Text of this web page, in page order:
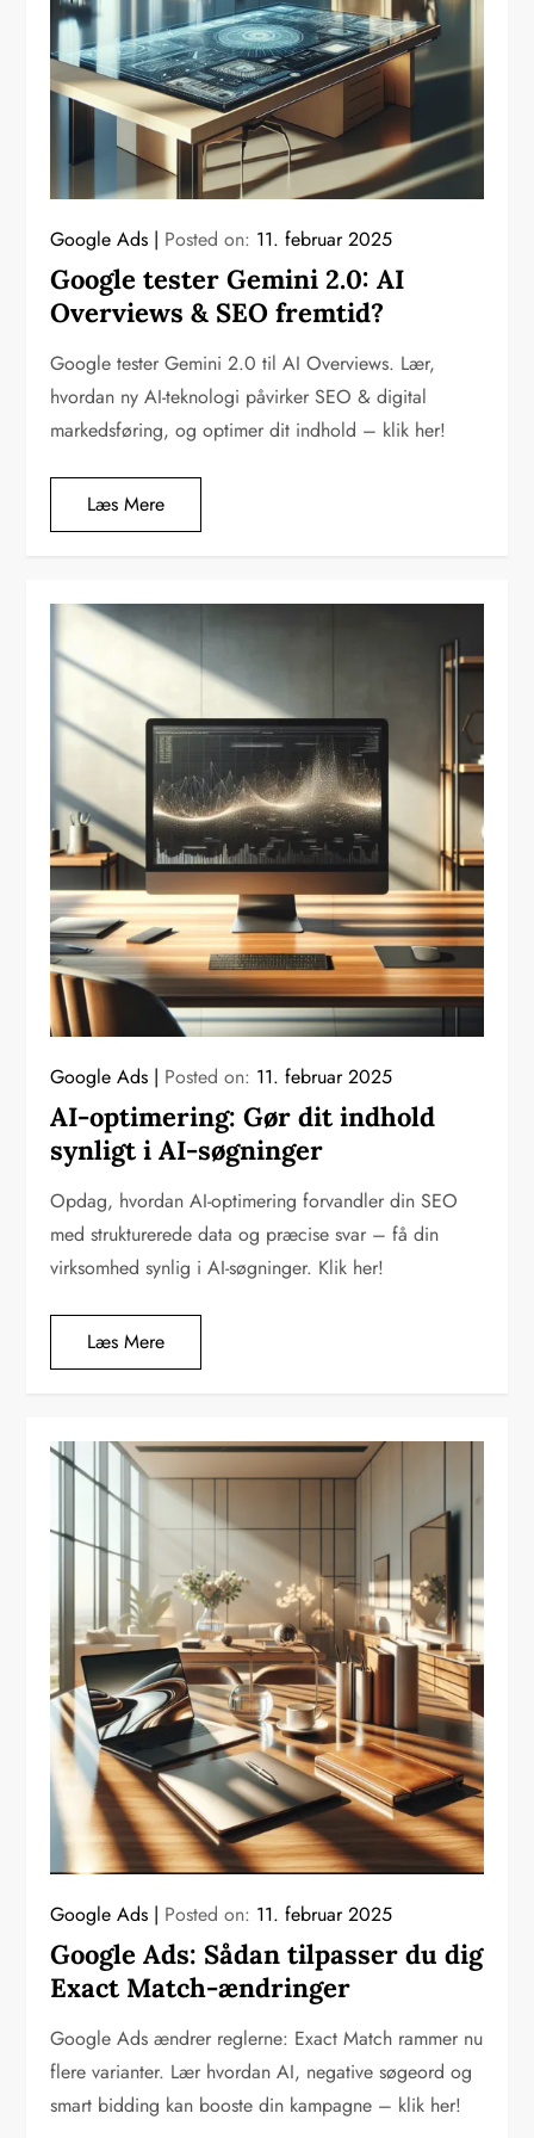
Google Ads Posted on: 11. februar 2025
Google tester Gemini 2.0: AI
Overviews & SEO fremtid?
Google tester Gemini 2.0 til AI Overviews. Lær,
hvordan ny AI-teknologi påvirker SEO & digital
markedsføring, og optimer dit indhold – klik her!
Læs Mere
Google Ads Posted on: 11. februar 2025
AI-optimering: Gør dit indhold
synligt i AI-søgninger
Opdag, hvordan AI-optimering forvandler din SEO
med strukturerede data og præcise svar – få din
virksomhed synlig i AI-søgninger. Klik her!
Læs Mere
Google Ads Posted on: 11. februar 2025
Google Ads: Sådan tilpasser du dig
Exact Match-ændringer
Google Ads ændrer reglerne: Exact Match rammer nu
flere varianter. Lær hvordan AI, negative søgeord og
smart bidding kan booste din kampagne – klik her!